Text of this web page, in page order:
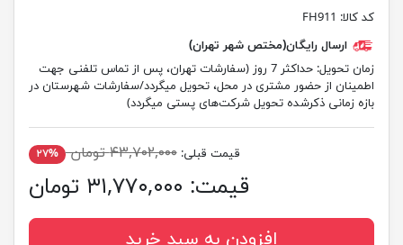
کد کالا: FH911
ارسال رایگان(مختص شهر تهران)
زمان تحویل:
حداکثر 7 روز (سفارشات تهران، پس از تماس تلفنی جهت
اطمینان از حضور مشتری در محل، تحویل میگردد/سفارشات شهرستان در
بازه زمانی ذکرشده تحویل شرکت‌های پستی میگردد)
قیمت قبلی: ۴۳,۷۰۲,۰۰۰ تومان ۲۷%
قیمت: ۳۱,۷۷۰,۰۰۰ تومان